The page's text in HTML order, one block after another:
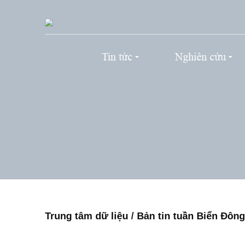
Tin tức Nghiên cứu
Trung tâm dữ liệu / Bản tin tuần Biển Đông